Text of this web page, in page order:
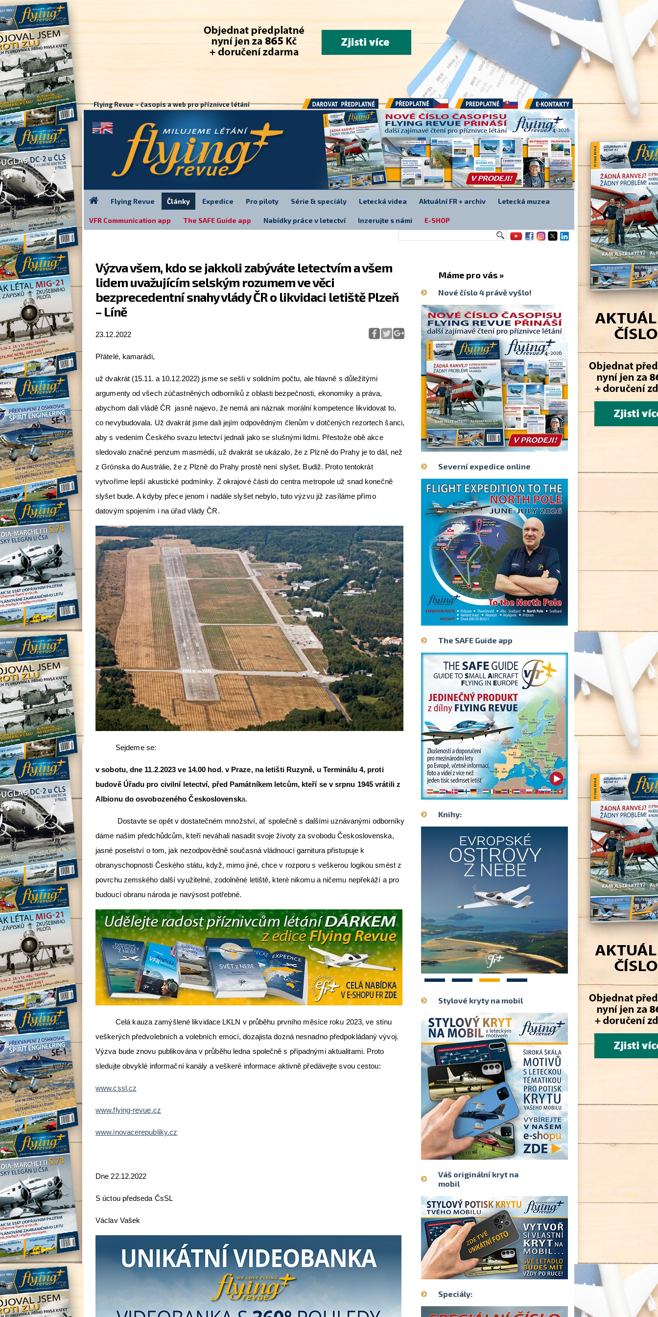
Výzva všem, kdo se jakkoli zabýváte letectvím a všem
lidem uvažujícím selským rozumem ve věci
bezprecedentní snahy vlády ČR o likvidaci letiště Plzeň
– Líně
23.12.2022
Přátelé, kamarádi,
už dvakrát (15.11. a 10.12.2022) jsme se sešli v solidním počtu, ale hlavně s důležitými
argumenty od všech zúčastněných odborníků z oblasti bezpečnosti, ekonomiky a práva,
abychom dali vládě ČR jasně najevo, že nemá ani náznak morální kompetence likvidovat to,
co nevybudovala. Už dvakrát jsme dali jejím odpovědným členům v dotčených rezortech šanci,
aby s vedením Českého svazu letectví jednali jako se slušnými lidmi. Přestože obě akce
sledovalo značné penzum masmédií, už dvakrát se ukázalo, že z Plzně do Prahy je to dál, než
z Grónska do Austrálie, že z Plzně do Prahy prostě není slyšet. Budiž. Proto tentokrát
vytvoříme lepší akustické podmínky. Z okrajové části do centra metropole už snad konečně
slyšet bude. A kdyby přece jenom i nadále slyšet nebylo, tuto výzvu již zasíláme přímo
datovým spojením i na úřad vlády ČR.
Sejdeme se:
v sobotu, dne 11.2.2023 ve 14.00 hod. v Praze, na letišti Ruzyně, u Terminálu 4, proti
budově Úřadu pro civilní letectví, před Památníkem letcům, kteří se v srpnu 1945 vrátili z
Albionu do osvobozeného Československa.
Dostavte se opět v dostatečném množství, ať společně s dalšími uznávanými odborníky
dáme našim předchůdcům, kteří neváhali nasadit svoje životy za svobodu Československa,
jasné poselství o tom, jak nezodpovědně současná vládnoucí garnitura přistupuje k
obranyschopnosti Českého státu, když, mimo jiné, chce v rozporu s veškerou logikou smést z
povrchu zemského další využitelné, zodolněné letiště, které nikomu a ničemu nepřekáží a pro
budoucí obranu národa je navýsost potřebné.
Celá kauza zamýšlené likvidace LKLN v průběhu prvního měsíce roku 2023, ve stínu
veškerých předvolebních a volebních emocí, dozajista dozná nesnadno předpokládaný vývoj.
Výzva bude znovu publikována v průběhu ledna společně s případnými aktualitami. Proto
sledujte obvyklé informační kanály a veškeré informace aktivně předávejte svou cestou:
www.cssl.cz
www.flying-revue.cz
www.inovacerepubliky.cz
Dne 22.12.2022
S úctou předseda ČsSL
Václav Vašek
Máme pro vás »
Nové číslo 4 právě vyšlo!
Severní expedice online
The SAFE Guide app
Knihy:
1 2 3 4
Stylové kryty na mobil
Váš originální kryt na
mobil
Speciály:
Flying Revue – časopis a web pro příznivce létání
Darovat předplatné Předplatné Předplatné E-kontakty
Flying Revue Články Expedice Pro piloty Série & speciály Letecká videa Aktuální FR + archiv Letecká muzea
VFR Communication app The SAFE Guide app Nabídky práce v letectví Inzerujte s námi E-SHOP